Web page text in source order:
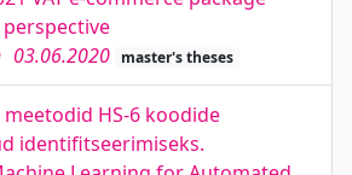
03.06.2020 master's theses
HS-6 koodide
identifitseerimiseks.